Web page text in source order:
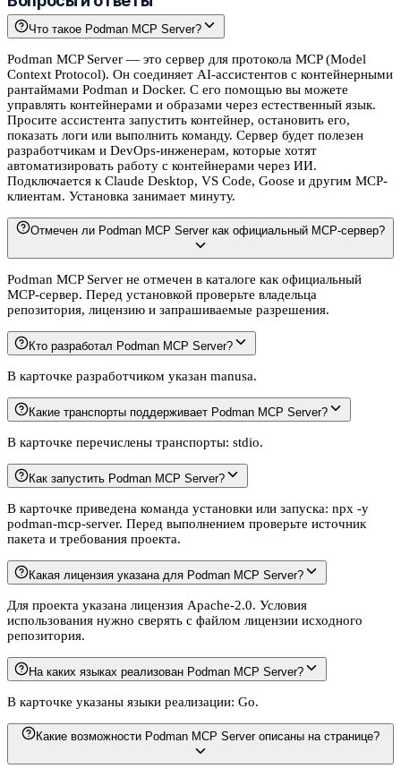
Что такое Podman MCP Server?
Podman MCP Server — это сервер для протокола MCP (Model
Context Protocol). Он соединяет AI-ассистентов с контейнерными
рантаймами Podman и Docker. С его помощью вы можете
управлять контейнерами и образами через естественный язык.
Просите ассистента запустить контейнер, остановить его,
показать логи или выполнить команду. Сервер будет полезен
разработчикам и DevOps-инженерам, которые хотят
автоматизировать работу с контейнерами через ИИ.
Подключается к Claude Desktop, VS Code, Goose и другим MCP-
клиентам. Установка занимает минуту.
Отмечен ли Podman MCP Server как официальный MCP-сервер?
Podman MCP Server не отмечен в каталоге как официальный
MCP-сервер. Перед установкой проверьте владельца
репозитория, лицензию и запрашиваемые разрешения.
Кто разработал Podman MCP Server?
В карточке разработчиком указан manusa.
Какие транспорты поддерживает Podman MCP Server?
В карточке перечислены транспорты: stdio.
Как запустить Podman MCP Server?
В карточке приведена команда установки или запуска: npx -y
podman-mcp-server. Перед выполнением проверьте источник
пакета и требования проекта.
Какая лицензия указана для Podman MCP Server?
Для проекта указана лицензия Apache-2.0. Условия
использования нужно сверять с файлом лицензии исходного
репозитория.
На каких языках реализован Podman MCP Server?
В карточке указаны языки реализации: Go.
Какие возможности Podman MCP Server описаны на странице?